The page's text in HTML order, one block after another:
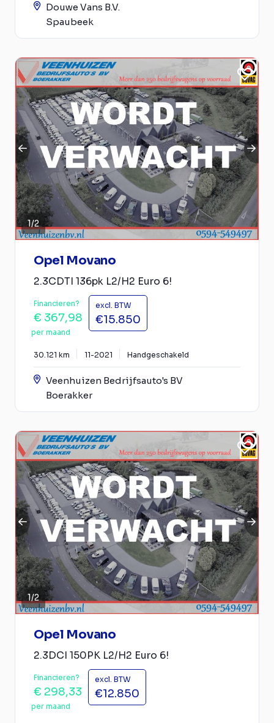
Douwe Vans B.V.
Spaubeek
1/2
Opel Movano
2.3CDTI 136pk L2/H2 Euro 6!
Financieren?
€ 367,98
per maand
excl. BTW
€15.850
30.121 km 11-2021 Handgeschakeld
Veenhuizen Bedrijfsauto's BV
Boerakker
1/2
Opel Movano
2.3DCI 150PK L2/H2 Euro 6!
Financieren?
€ 298,33
per maand
excl. BTW
€12.850